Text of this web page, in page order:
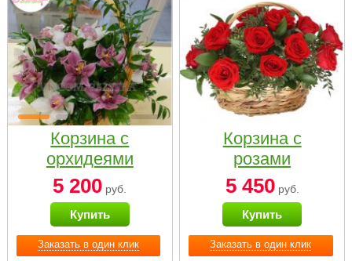
Заказать в один клик
Корзина с
орхидеями
малая
5 200 руб.
Купить
Заказать в один клик
Корзина с
розами
«Красный
Париж»
5 450руб.
Купить